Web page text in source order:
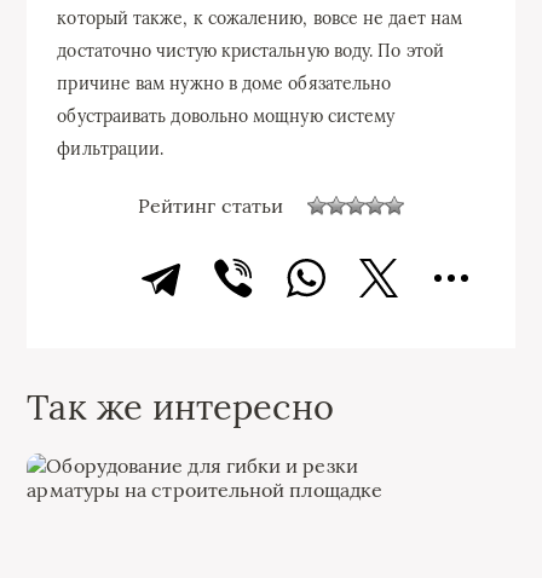
который также, к сожалению, вовсе не дает нам
достаточно чистую кристальную воду. По этой
причине вам нужно в доме обязательно
обустраивать довольно мощную систему
фильтрации.
Рейтинг статьи
Так же интересно